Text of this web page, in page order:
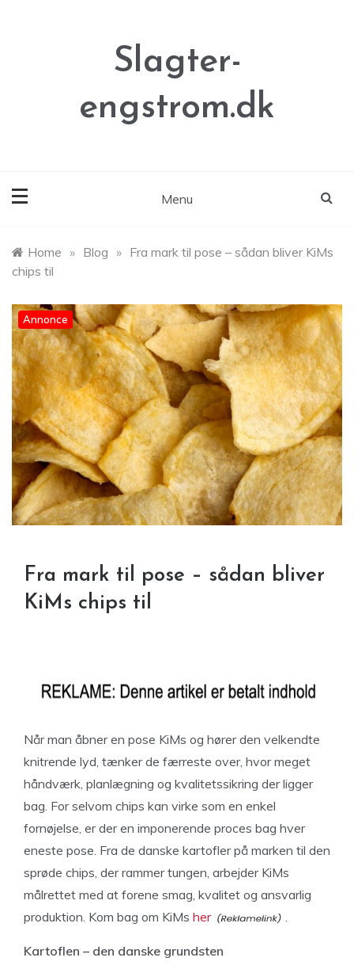
Slagter-
engstrom.dk
Menu
Home » Blog » Fra mark til pose – sådan bliver KiMs
chips til
Annonce
Fra mark til pose – sådan bliver
KiMs chips til
Når man åbner en pose KiMs og hører den velkendte
knitrende lyd, tænker de færreste over, hvor meget
håndværk, planlægning og kvalitetssikring der ligger
bag. For selvom chips kan virke som en enkel
fornøjelse, er der en imponerende proces bag hver
eneste pose. Fra de danske kartofler på marken til den
sprøde chips, der rammer tungen, arbejder KiMs
målrettet med at forene smag, kvalitet og ansvarlig
produktion. Kom bag om KiMs her
Kartoflen – den danske grundsten